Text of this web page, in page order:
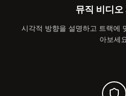
뮤직 비디오
시각적 방향을 설명하고 트랙에
아보세